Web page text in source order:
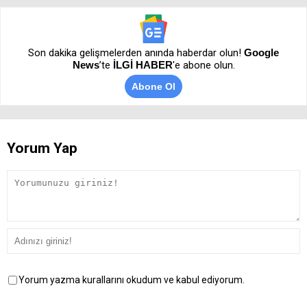
Son dakika gelişmelerden anında haberdar olun! Google
News’te İLGİ HABER'e abone olun.
Abone Ol
Yorum Yap
Yorum yazma kurallarını okudum ve kabul ediyorum.